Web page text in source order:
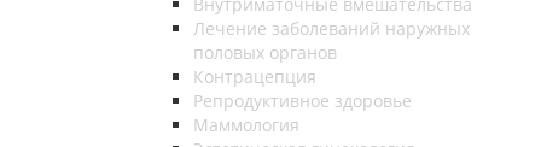
Лечение заболеваний наружных
половых органов
Контрацепция
Репродуктивное здоровье
Маммология